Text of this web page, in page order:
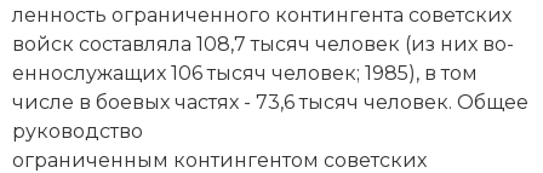
лен­ность ограниченного контингента советских
войск со­став­ля­ла 108,7 тысяч человек (из них во­
ен­но­слу­жа­щих 106 тысяч человек; 1985), в том
числе в бое­вых час­тях - 73,6 тысяч человек. Об­щее
ру­ко­во­дство
ограниченным контингентом советских